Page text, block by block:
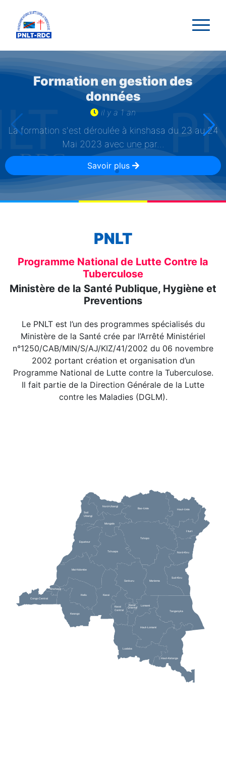
Formation en gestion des
données
il y a 1 an
La formation s'est déroulée à kinshasa du 23 au 24
Mai 2023 avec une par...
Savoir plus
PNLT
Programme National de Lutte Contre la
Tuberculose
Ministère de la Santé Publique, Hygiène et
Preventions
Le PNLT est l’un des programmes spécialisés du
Ministère de la Santé crée par l’Arrêté Ministériel
n°1250/CAB/MIN/S/AJ/KIZ/41/2002 du 06 novembre
2002 portant création et organisation d’un
Programme National de Lutte contre la Tuberculose.
Il fait partie de la Direction Générale de la Lutte
contre les Maladies (DGLM).
Bas-Uele Haut-Uele
Nord-Ubangi
Sud
Ubangi
Sud-Kivu
Kasai
Haut-Lomami
Lualaba
Kasai
Oriental
Kasai
Central
Lomami
Haut-Katanga
Ituri
Nord-Kivu
Mongala
Mai-Ndombe
Equateur
Kwilu
Congo Central
Kinshasa
Kwango
Tshuapa
Sankuru Maniema
Tanganyka
Tshopo